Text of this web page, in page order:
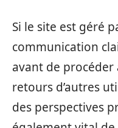
Si le site est géré
communication
avant de procéder
retours d’autres
des perspectives